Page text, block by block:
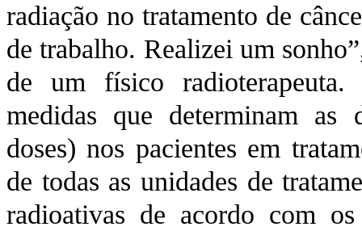
radiação no tratamento de
de trabalho. Realizei um
de um físico
medidas que determinam as
doses) nos pacientes em
de todas as unidades de
radioativas de acordo com